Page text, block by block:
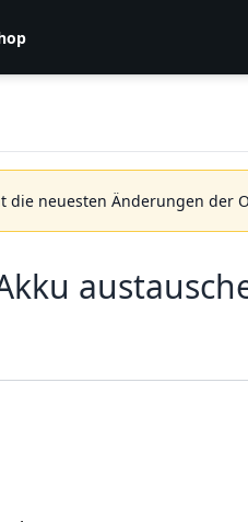
die neuesten Änderungen der